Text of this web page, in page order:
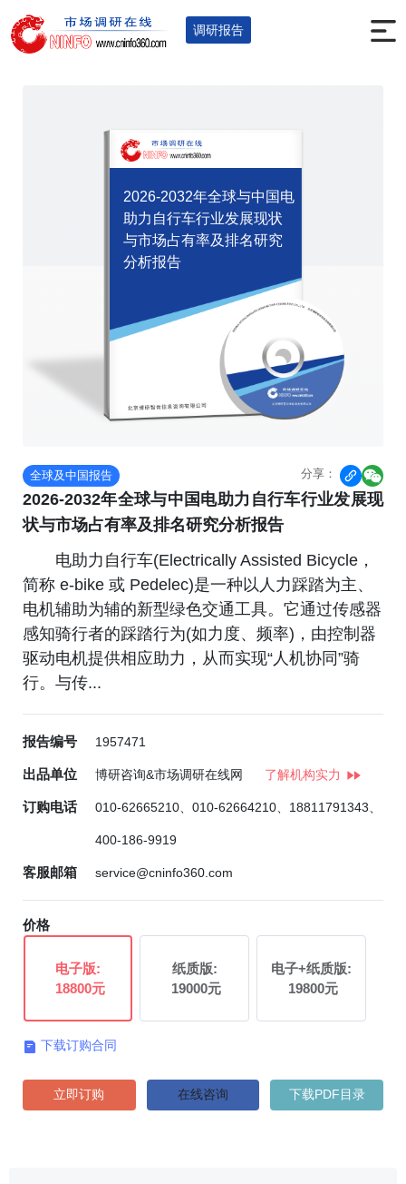
调研报告
您的位置：首页>调研报告 >全球及中国报告
2026-2032年全球与中国电
助力自行车行业发展现状
与市场占有率及排名研究
分析报告
全球及中国报告 分享：  
2026-2032年全球与中国电助力自行车行业发展现
状与市场占有率及排名研究分析报告
电助力自行车(Electrically Assisted Bicycle，
简称 e-bike 或 Pedelec)是一种以人力踩踏为主、
电机辅助为辅的新型绿色交通工具。它通过传感器
感知骑行者的踩踏行为(如力度、频率)，由控制器
驱动电机提供相应助力，从而实现“人机协同”骑
行。与传...
报告编号 1957471
出品单位 博研咨询&市场调研在线网 了解机构实力
订购电话 010-62665210、010-62664210、18811791343、
400-186-9919
客服邮箱 service@cninfo360.com
价格
电子版:
18800元
纸质版:
19000元
电子+纸质版:
19800元
 下载订购合同
立即订购 在线咨询 下载PDF目录